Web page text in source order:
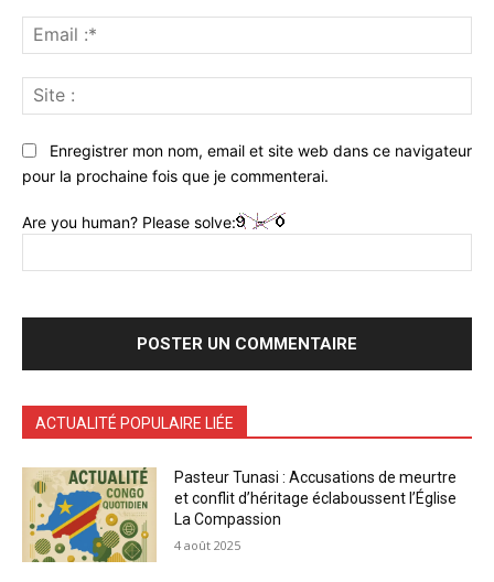
:*
:
Enregistrer mon nom, email et site web dans ce navigateur
pour la prochaine fois que je commenterai.
Are you human? Please solve:
ACTUALITÉ POPULAIRE LIÉE
Pasteur Tunasi : Accusations de meurtre
et conflit d’héritage éclaboussent l’Église
La Compassion
4 août 2025